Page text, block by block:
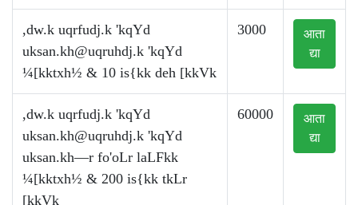
,dw.k uqrfudj.k 'kqYd
uksan.kh@uqruhdj.k 'kqYd
¼[kktxh½ & 10 is{kk deh [kkVk
3000
आता
द्या
,dw.k uqrfudj.k 'kqYd
uksan.kh@uqruhdj.k 'kqYd
uksan.kh—r fo'oLr laLFkk
¼[kktxh½ & 200 is{kk tkLr
[kkVk
60000
आता
द्या